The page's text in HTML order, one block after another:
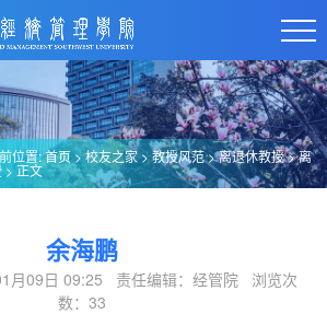
位置:首页>校友之家>教授风范>离退休教授>离
> 正文
余海鹏
月09日 09:25 责任编辑：经管院 浏览次
数： 33